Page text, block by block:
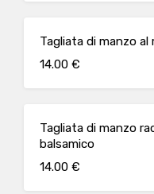
Tagliata di manzo al
14.00 €
Tagliata di manzo
balsamico
14.00 €